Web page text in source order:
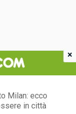
Milan: ecco
in città
×